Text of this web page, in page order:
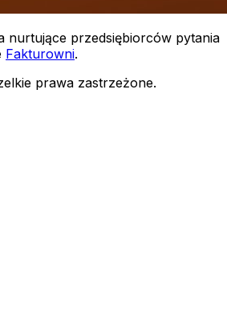
nurtujące przedsiębiorców pytania
Fakturowni.
prawa zastrzeżone.